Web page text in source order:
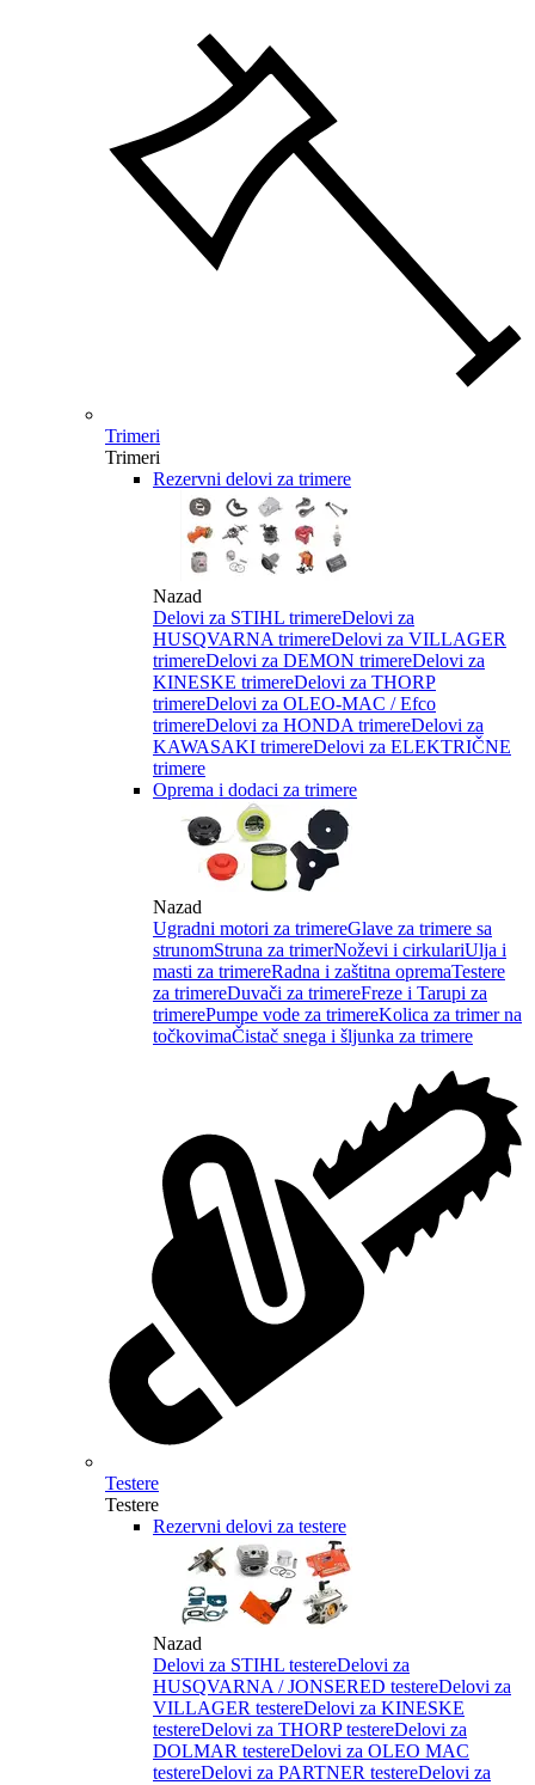
Trimeri
Trimeri
Rezervni delovi za trimere
Nazad
Delovi za STIHL trimereDelovi za
HUSQVARNA trimereDelovi za VILLAGER
trimereDelovi za DEMON trimereDelovi za
KINESKE trimereDelovi za THORP
trimereDelovi za OLEO-MAC / Efco
trimereDelovi za HONDA trimereDelovi za
KAWASAKI trimereDelovi za ELEKTRIČNE
trimere
Oprema i dodaci za trimere
Nazad
Ugradni motori za trimereGlave za trimere sa
strunomStruna za trimerNoževi i cirkulariUlja i
masti za trimereRadna i zaštitna opremaTestere
za trimereDuvači za trimereFreze i Tarupi za
trimerePumpe vode za trimereKolica za trimer na
točkovimaČistač snega i šljunka za trimere
Testere
Testere
Rezervni delovi za testere
Nazad
Delovi za STIHL testereDelovi za
HUSQVARNA / JONSERED testereDelovi za
VILLAGER testereDelovi za KINESKE
testereDelovi za THORP testereDelovi za
DOLMAR testereDelovi za OLEO MAC
testereDelovi za PARTNER testereDelovi za